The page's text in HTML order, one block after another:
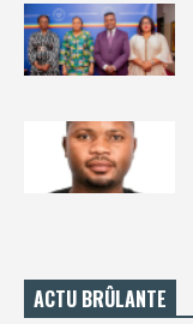
ACTU BRÛLANTE